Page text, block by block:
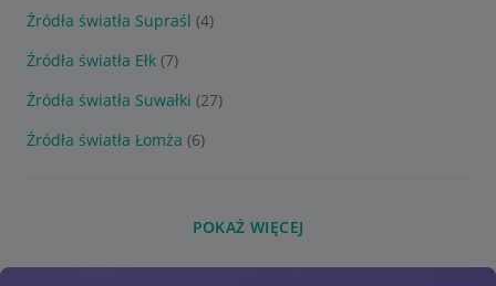
Źródła światła Supraśl (4)
Źródła światła Ełk (7)
Źródła światła Suwałki (27)
Źródła światła Łomża (6)
POKAŻ WIĘCEJ